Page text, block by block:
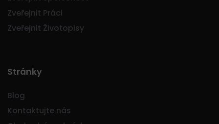
Zveřejnit Práci
Zveřejnit Životopisy
Stránky
Blog
Kontaktujte nás